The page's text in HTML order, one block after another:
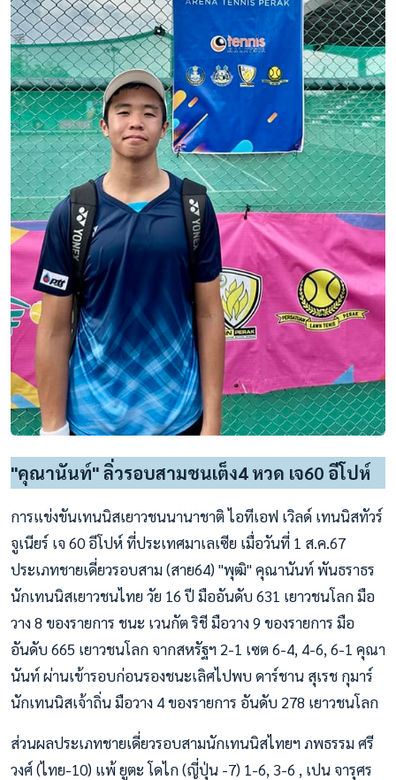
"คุณานันท์" ลิ่วรอบสามชนเต็ง4 หวด เจ60 อีโปห์
การแข่งขันเทนนิสเยาวชนนานาชาติ ไอทีเอฟ เวิลด์ เทนนิสทัวร์
จูเนียร์ เจ 60 อีโปห์ ที่ประเทศมาเลเซีย เมื่อวันที่ 1 ส.ค.67
ประเภทชายเดี่ยวรอบสาม (สาย64) "พุฒิ" คุณานันท์ พันธราธร
นักเทนนิสเยาวชนไทย วัย 16 ปี มืออันดับ 631 เยาวชนโลก มือ
วาง 8 ของรายการ ชนะ เวนกัต ริชี มือวาง 9 ของรายการ มือ
อันดับ 665 เยาวชนโลก จากสหรัฐฯ 2-1 เซต 6-4, 4-6, 6-1 คุณา
นันท์ ผ่านเข้ารอบก่อนรองชนะเลิศไปพบ ดาร์ชาน สุเรช กุมาร์
นักเทนนิสเจ้าถิ่น มือวาง 4 ของรายการ อันดับ 278 เยาวชนโลก
ส่วนผลประเภทชายเดี่ยวรอบสามนักเทนนิสไทยฯ ภพธรรม ศรี
วงศ์ (ไทย-10) แพ้ ยูตะ โดไก (ญี่ปุ่น -7) 1-6, 3-6 , เปน จารุศร